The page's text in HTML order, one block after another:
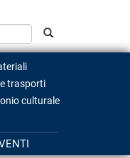
e trasporti
culturale